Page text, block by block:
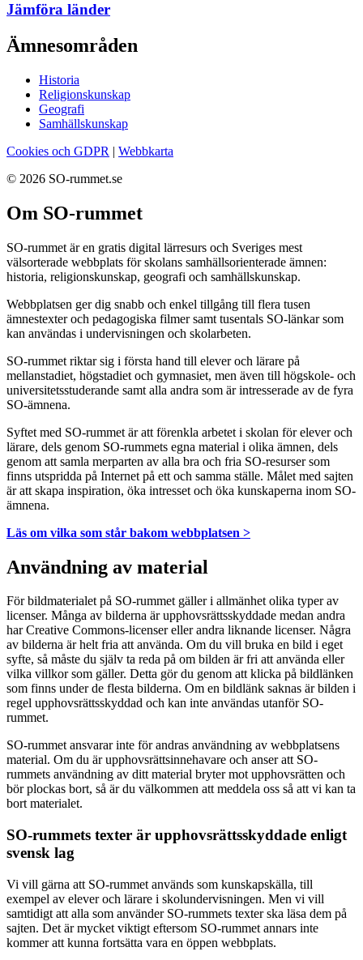
Jämföra länder
Ämnesområden
Historia
Religionskunskap
Geografi
Samhällskunskap
Cookies och GDPR | Webbkarta
© 2026 SO-rummet.se
Om SO-rummet
SO-rummet är en gratis digital lärresurs och Sveriges mest
välsorterade webbplats för skolans samhällsorienterade ämnen:
historia, religionskunskap, geografi och samhällskunskap.
Webbplatsen ger dig snabb och enkel tillgång till flera tusen
ämnestexter och pedagogiska filmer samt tusentals SO-länkar som
kan användas i undervisningen och skolarbeten.
SO-rummet riktar sig i första hand till elever och lärare på
mellanstadiet, högstadiet och gymnasiet, men även till högskole- och
universitetsstuderande samt alla andra som är intresserade av de fyra
SO-ämnena.
Syftet med SO-rummet är att förenkla arbetet i skolan för elever och
lärare, dels genom SO-rummets egna material i olika ämnen, dels
genom att samla merparten av alla bra och fria SO-resurser som
finns utspridda på Internet på ett och samma ställe. Målet med sajten
är att skapa inspiration, öka intresset och öka kunskaperna inom SO-
ämnena.
Läs om vilka som står bakom webbplatsen >
Användning av material
För bildmaterialet på SO-rummet gäller i allmänhet olika typer av
licenser. Många av bilderna är upphovsrättsskyddade medan andra
har Creative Commons-licenser eller andra liknande licenser. Några
av bilderna är helt fria att använda. Om du vill bruka en bild i eget
syfte, så måste du själv ta reda på om bilden är fri att använda eller
vilka villkor som gäller. Detta gör du genom att klicka på bildlänken
som finns under de flesta bilderna. Om en bildlänk saknas är bilden i
regel upphovsrättsskyddad och kan inte användas utanför SO-
rummet.
SO-rummet ansvarar inte för andras användning av webbplatsens
material. Om du är upphovsrättsinnehavare och anser att SO-
rummets användning av ditt material bryter mot upphovsrätten och
bör plockas bort, så är du välkommen att meddela oss så att vi kan ta
bort materialet.
SO-rummets texter är upphovsrättsskyddade enligt
svensk lag
Vi vill gärna att SO-rummet används som kunskapskälla, till
exempel av elever och lärare i skolundervisningen. Men vi vill
samtidigt att alla som använder SO-rummets texter ska läsa dem på
sajten. Det är mycket viktigt eftersom SO-rummet annars inte
kommer att kunna fortsätta vara en öppen webbplats.